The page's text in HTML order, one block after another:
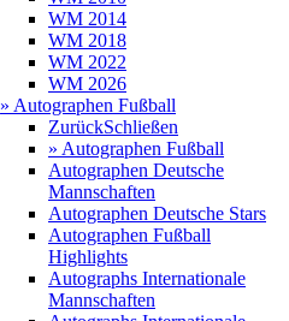
WM 2014
WM 2018
WM 2022
WM 2026
» Autographen Fußball
ZurückSchließen
» Autographen Fußball
Autographen Deutsche
Mannschaften
Autographen Deutsche Stars
Autographen Fußball
Highlights
Autographs Internationale
Mannschaften